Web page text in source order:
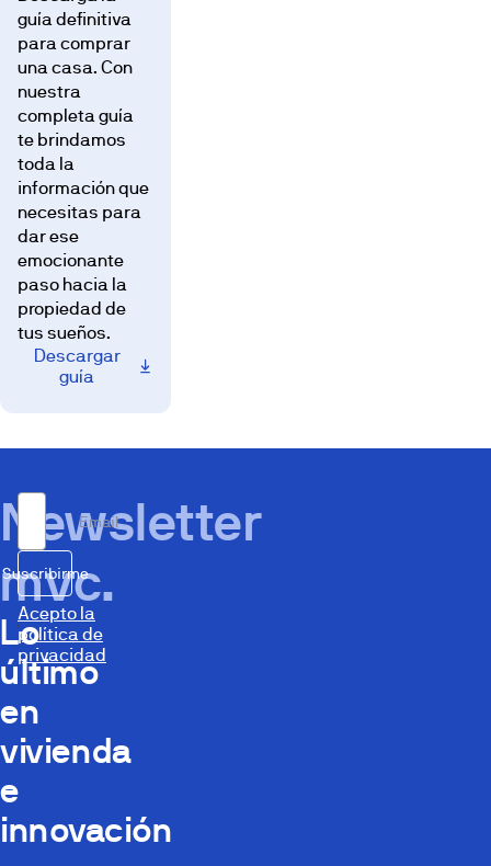
guía definitiva
para comprar
una casa. Con
nuestra
completa guía
te brindamos
toda la
información que
necesitas para
dar ese
emocionante
paso hacia la
propiedad de
tus sueños.
Descargar
guía
Newsletter
mvc.
Lo
último
en
vivienda
e
innovación
Email
Suscribirme
Acepto la
política de
privacidad